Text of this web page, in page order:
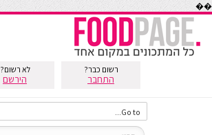
��
רשום כבר?
התחבר
לא רשום?
הירשם